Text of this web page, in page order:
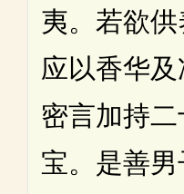
夷。若欲供
应以香华
密言加持
宝。是善男